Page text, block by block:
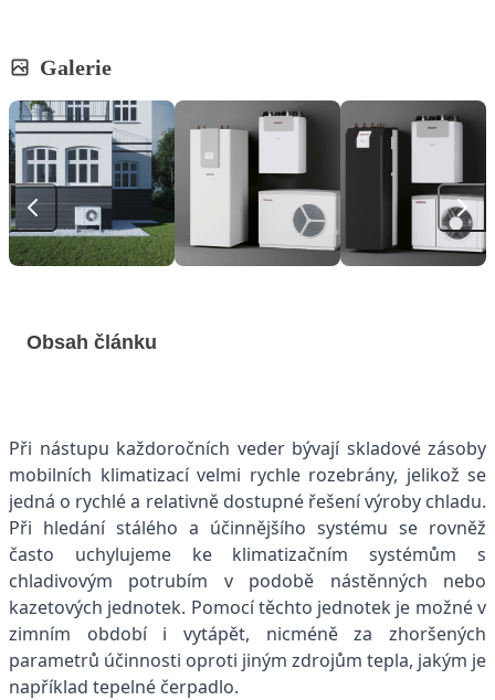
Galerie
Obsah článku
Při nástupu každoročních veder bývají skladové zásoby
mobilních klimatizací velmi rychle rozebrány, jelikož se
jedná o rychlé a relativně dostupné řešení výroby chladu.
Při hledání stálého a účinnějšího systému se rovněž
často uchylujeme ke klimatizačním systémům s
chladivovým potrubím v podobě nástěnných nebo
kazetových jednotek. Pomocí těchto jednotek je možné v
zimním období i vytápět, nicméně za zhoršených
parametrů účinnosti oproti jiným zdrojům tepla, jakým je
například tepelné čerpadlo.